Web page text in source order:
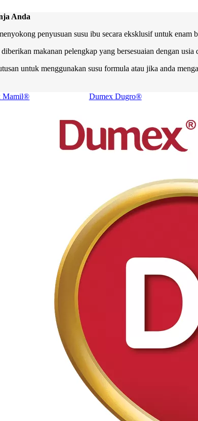
Anda
penyusuan susu ibu secara eksklusif untuk enam
makanan pelengkap yang bersesuaian dengan
untuk menggunakan susu formula atau jika anda
Mamil® Dumex Dugro®